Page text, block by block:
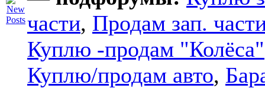
части, Продам зап.
Куплю -продам "Колёса"
Куплю/продам авто,